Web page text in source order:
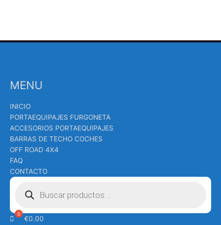
MENU
INICIO
PORTAEQUIPAJES FURGONETA
ACCESORIOS PORTAEQUIPAJES
BARRAS DE TECHO COCHES
OFF ROAD 4X4
FAQ
CONTACTO
Búsqueda
productos
€0.00